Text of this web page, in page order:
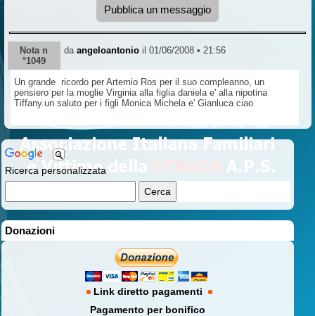
Ricerca personalizzata
Donazioni
Link diretto pagamenti
Pagamento per bonifico
Pubblica un messaggio
Nota n
°1049
da angeloantonio il 01/06/2008 • 21:56
Un grande ricordo per Artemio Ros per il suo compleanno, un
pensiero per la moglie Virginia alla figlia daniela e' alla nipotina
Tiffany.un saluto per i figli Monica Michela e' Gianluca ciao